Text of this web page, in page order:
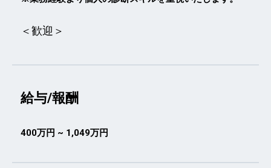
＜歓迎＞
給与/報酬
400万円 ~ 1,049万円